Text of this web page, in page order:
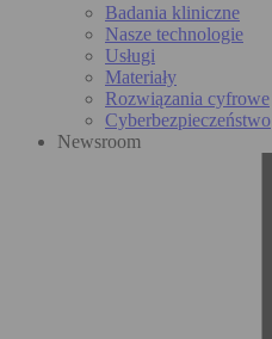
Badania kliniczne
Nasze technologie
Usługi
Materiały
Rozwiązania cyfrowe
Cyberbezpieczeństwo
Newsroom